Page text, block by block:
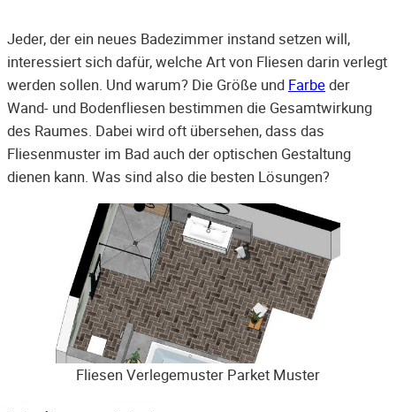
Jeder, der ein neues Badezimmer instand setzen will,
interessiert sich dafür, welche Art von Fliesen darin verlegt
werden sollen. Und warum? Die Größe und Farbeder
Wand- und Bodenfliesen bestimmen die Gesamtwirkung
des Raumes. Dabei wird oft übersehen, dass das
Fliesenmuster im Bad auch der optischen Gestaltung
dienen kann. Was sind also die besten Lösungen?
Fliesen Verlegemuster Parket Muster